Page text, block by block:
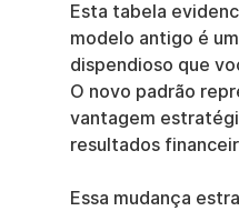
Esta tabela
modelo antigo é
dispendioso que
O novo padrão
vantagem
resultados
Essa mudança